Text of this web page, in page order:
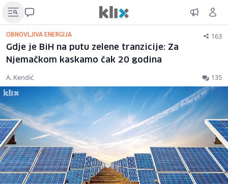
OBNOVLJIVA ENERGIJA 163
Gdje je BiH na putu zelene tranzicije: Za
Njemačkom kaskamo čak 20 godina
A. Kendić 135